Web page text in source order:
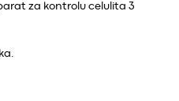
za kontrolu celulita 3